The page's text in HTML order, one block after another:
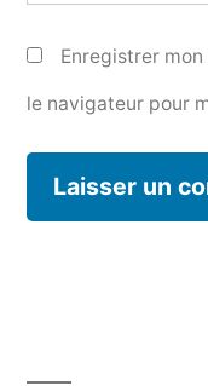
Enregistrer
le navigateur pour